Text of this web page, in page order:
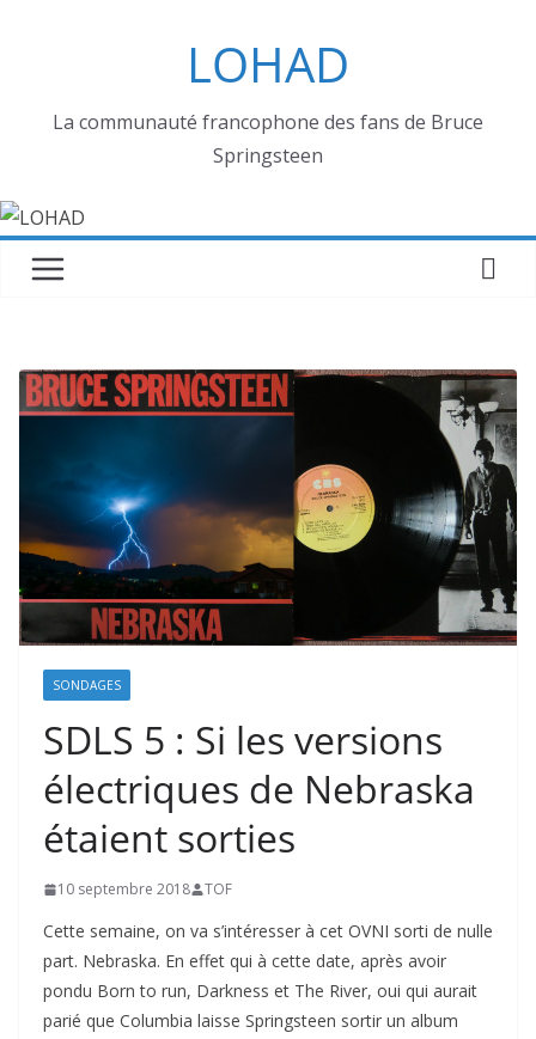
LOHAD
La communauté francophone des fans de Bruce
Springsteen
SONDAGES
SDLS 5 : Si les versions
électriques de Nebraska
étaient sorties
10 septembre 2018 TOF
Cette semaine, on va s’intéresser à cet OVNI sorti de nulle
part. Nebraska. En effet qui à cette date, après avoir
pondu Born to run, Darkness et The River, oui qui aurait
parié que Columbia laisse Springsteen sortir un album